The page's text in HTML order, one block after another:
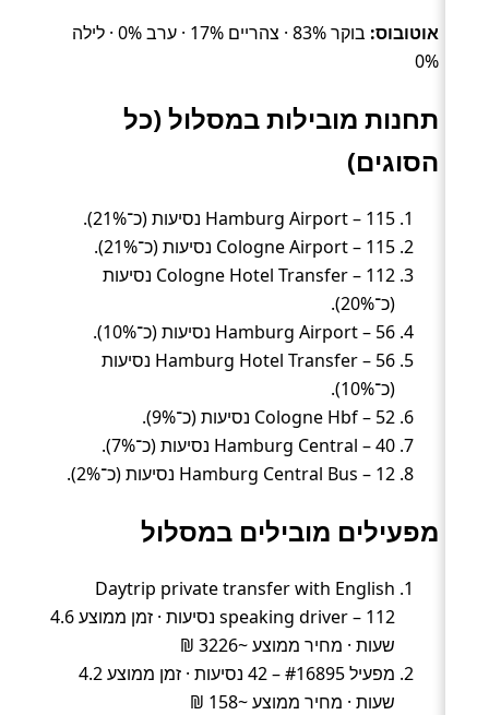
אוטובוס:
בוקר 83% · צהריים 17% · ערב 0% · לילה
0%
תחנות מובילות במסלול (כל
הסוגים)
Hamburg Airport – 115 נסיעות (כ־21%).
Cologne Airport – 115 נסיעות (כ־21%).
Cologne Hotel Transfer – 112 נסיעות
(כ־20%).
Hamburg Airport – 56 נסיעות (כ־10%).
Hamburg Hotel Transfer – 56 נסיעות
(כ־10%).
Cologne Hbf – 52 נסיעות (כ־9%).
Hamburg Central – 40 נסיעות (כ־7%).
Hamburg Central Bus – 12 נסיעות (כ־2%).
מפעילים מובילים במסלול
Daytrip private transfer with English
speaking driver – 112 נסיעות · זמן ממוצע 4.6
שעות · מחיר ממוצע ~3226 ₪
מפעיל #16895 – 42 נסיעות · זמן ממוצע 4.2
שעות · מחיר ממוצע ~158 ₪